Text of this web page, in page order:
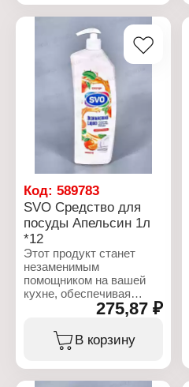
Вариация: Стиральный
Название: Манго
Тип стирки: для
машинной стирки
Тип белья: для цветного
и белого белья
Код: 589783
SVO Средство для
посуды Апельсин 1л
*12
Этот продукт станет
незаменимым
помощником на вашей
кухне, обеспечивая
идеальную чистоту и
свежесть. Специально
разработанная формула
эффективно
275,87 ₽
В корзину